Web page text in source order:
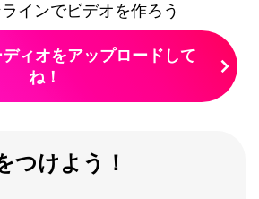
インでビデオを作ろう
ィオをアップロードして
ね！
つけよう！